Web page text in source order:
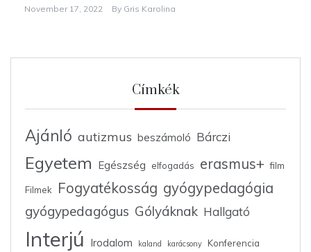
November 17, 2022 By Gris Karolina
Címkék
Ajánló autizmus beszámoló Bárczi
Egyetem Egészség elfogadás erasmus+ film
Filmek Fogyatékosság gyógypedagógia
gyógypedagógus Gólyáknak Hallgató
Interjú Irodalom kaland karácsony
Konferencia